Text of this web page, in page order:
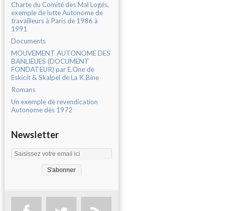
Charte du Comité des Mal Logés,
exemple de lutte Autonome de
travailleurs à Paris de 1986 à
1991
Documents
MOUVEMENT AUTONOME DES
BANLIEUES (DOCUMENT
FONDATEUR) par E.One de
Eskicit & Skalpel de La K.Bine
Romans
Un exemple de revendication
Autonome dès 1972
Newsletter